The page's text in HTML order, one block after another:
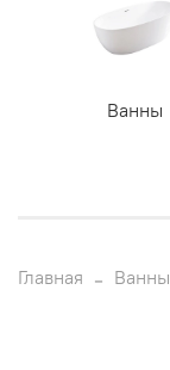
Ванны
Главная Ванны